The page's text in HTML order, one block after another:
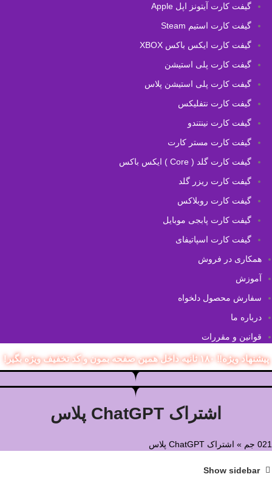
گیفت کارت آیتونز اپل Apple
گیفت کارت استیم Steam
گیفت کارت ایکس باکس XBOX
گیفت کارت پلی استیشن
گیفت کارت پلی استیشن پلاس
گیفت کارت نتفلیکس
گیفت کارت نینتندو
گیفت کارت مستر کارت
گیفت کارت گلد ( Core ) ایکس باکس
گیفت کارت ریزر گلد
گیفت کارت روبلاکس
گیفت کارت پابجی موبایل
گیفت کارت اسپاتیفای
همکاری در فروش
آموزش
سفارش محصول دلخواه
درباره ما
قوانین و مقررات
پیشنهاد ویژه‼️ ۱۸۰ ثانیه داخل همین صفحه بمون و کد تخفیف ویژه بگیر!
اشتراک ChatGPT پلاس
021 جم » اشتراک ChatGPT پلاس
Show sidebar